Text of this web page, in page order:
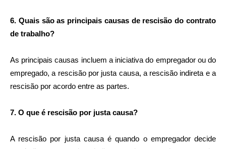
6. Quais são as principais causas de rescisão do contrato
de trabalho?
As principais causas incluem a iniciativa do empregador ou do
empregado, a rescisão por justa causa, a rescisão indireta e a
rescisão por acordo entre as partes.
7. O que é rescisão por justa causa?
A rescisão por justa causa é quando o empregador decide